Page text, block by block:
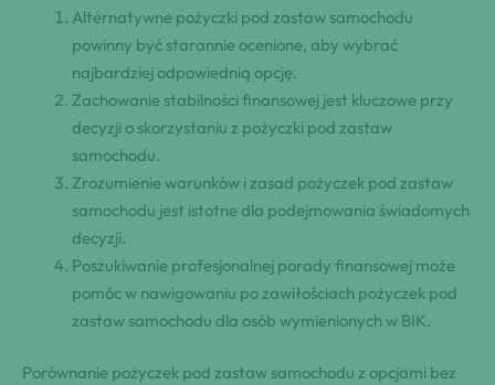
Alternatywne pożyczki pod zastaw samochodu
powinny być starannie ocenione, aby wybrać
najbardziej odpowiednią opcję.
Zachowanie stabilności finansowej jest kluczowe przy
decyzji o skorzystaniu z pożyczki pod zastaw
samochodu.
Zrozumienie warunków i zasad pożyczek pod zastaw
samochodu jest istotne dla podejmowania świadomych
decyzji.
Poszukiwanie profesjonalnej porady finansowej może
pomóc w nawigowaniu po zawiłościach pożyczek pod
zastaw samochodu dla osób wymienionych w BIK.
Porównanie pożyczek pod zastaw samochodu z opcjami bez